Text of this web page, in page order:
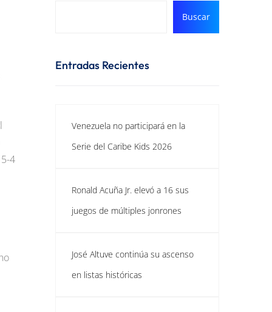
4
Buscar
Entradas Recientes
Venezuela no participará en la
Serie del Caribe Kids 2026
Ronald Acuña Jr. elevó a 16 sus
juegos de múltiples jonrones
José Altuve continúa su ascenso
en listas históricas